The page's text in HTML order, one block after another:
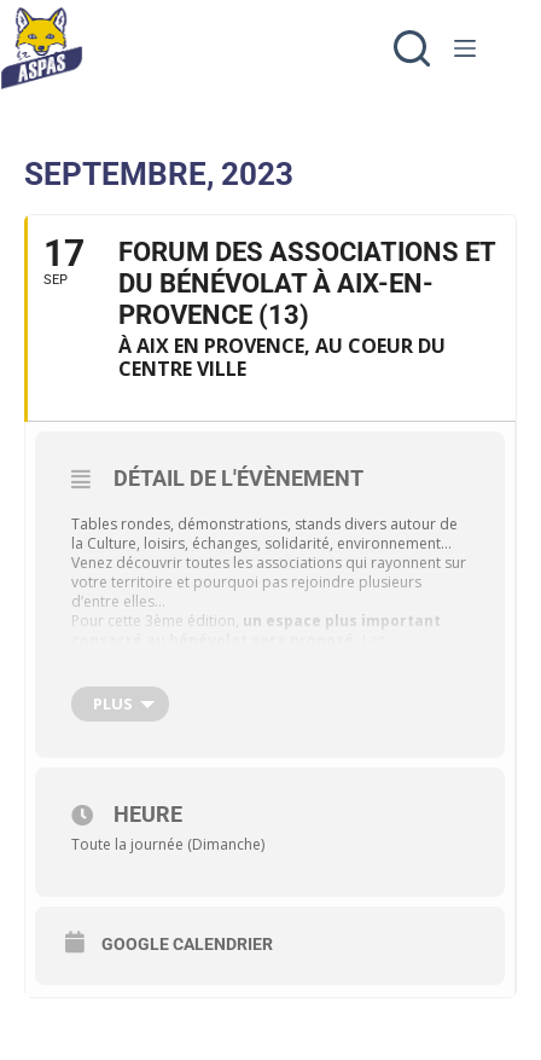
SEPTEMBRE, 2023
17
SEP
FORUM DES ASSOCIATIONS ET
DU BÉNÉVOLAT À AIX-EN-
PROVENCE (13)
À AIX EN PROVENCE, AU COEUR DU
CENTRE VILLE
DÉTAIL DE L'ÉVÈNEMENT
Tables rondes, démonstrations, stands divers autour de
la Culture, loisirs, échanges, solidarité, environnement…
Venez découvrir toutes les associations qui rayonnent sur
votre territoire et pourquoi pas rejoindre plusieurs
d’entre elles…
Pour cette 3ème édition, un espace plus important
avec des bénévoles.
PLUS
HEURE
Toute la journée (Dimanche)
GOOGLE CALENDRIER